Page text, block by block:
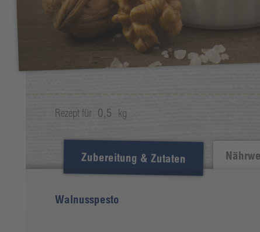
Rezept für 0,5 kg
Zubereitung & Zutaten
Walnusspesto